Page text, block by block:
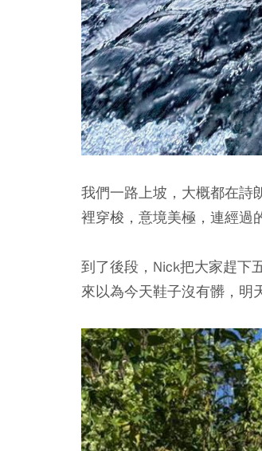
我們一路上坡，大概都在詩
裡穿梭，意境美極，連經過
到了後段，Nick把大家趕下
來以為今天鞋子沒有髒，明